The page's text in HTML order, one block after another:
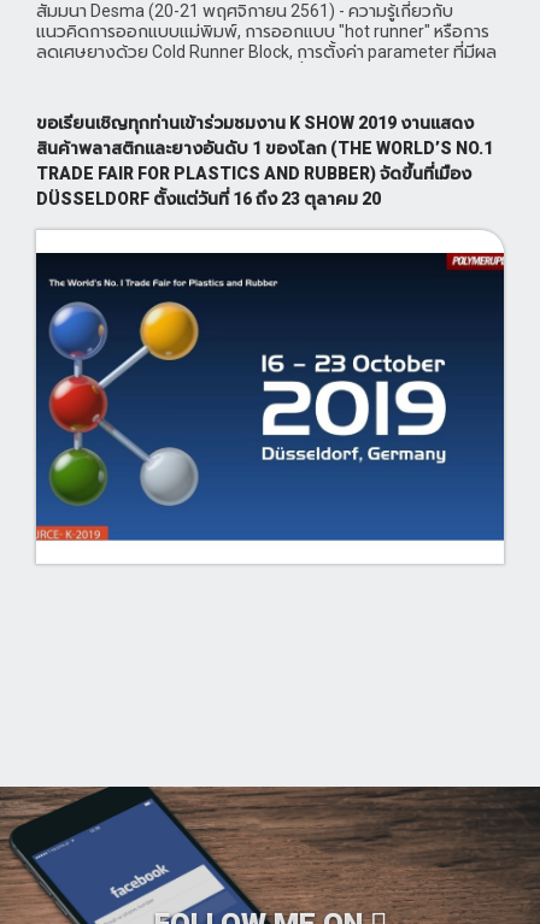
สัมมนา Desma (20-21 พฤศจิกายน 2561) - ความรู้เกี่ยวกับ
แนวคิดการออกแบบแม่พิมพ์, การออกแบบ "hot runner" หรือการ
ลดเศษยางด้วย Cold Runner Block, การตั้งค่า parameter ที่มีผล
Out) และ F
ขอเรียนเชิญทุกท่านเข้าร่วมชมงาน K SHOW 2019 งานแสดง
สินค้าพลาสติกและยางอันดับ 1 ของโลก (THE WORLD’S NO.1
TRADE FAIR FOR PLASTICS AND RUBBER) จัดขึ้นที่เมือง
DÜSSELDORF ตั้งแต่วันที่ 16 ถึง 23 ตุลาคม 20